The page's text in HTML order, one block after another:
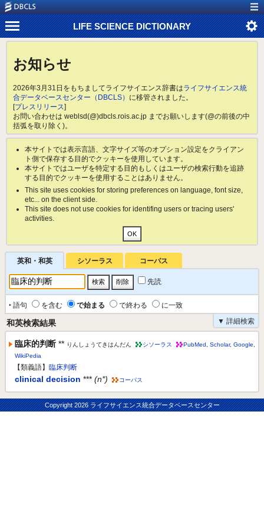
LIFE SCIENCE DICTIONARY
お知らせ
2026年3月31日をもちましてライフサイエンス辞書はライフサイエンス統
合データベースセンター（DBCLS） に移管されました。
[プレスリリース]
お問い合わせは weblsd(@)dbcls.rois.ac.jp までお願いします(@の前後の中
括弧を取り除く)。
本サイトでは表示言語、文字サイズ等のオプション設定をクライアン
ト側で保存する目的でクッキーを使用しています。
本サイトではユーザを特定する目的もしくはユーザの検索行動を追跡
する目的でクッキーを使用することはありません。
This site uses cookies for storing preferences on language, font size,
etc... on the client side.
This site does not use cookies for identifing users or tracing users'
activities.
英和・和英 シソーラス コーパス
先読
‣ 語句 を含む で始まる で終わる
に一致
▼ 詳細検索
和英検索結果
臨床的判断 ** りんしょうてきはんだん シソーラス PubMed Scholar, Google
WikiPedia
【類義語】 臨床判断
clinical decision *** (n*) コーパス
Copyright2026 ライフサイエンス統合データベースセンター